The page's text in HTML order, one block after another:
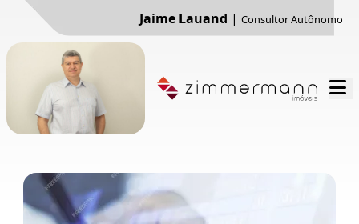
Jaime Lauand | Consultor Autônomo